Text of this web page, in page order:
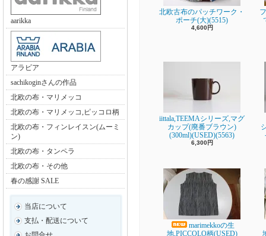
aarikka
アラビア
sachikoginさんの作品
北欧の布・マリメッコ
北欧の布・マリメッコ,ピッコロ柄
北欧の布・フィンレイスン(ムーミ
ン)
北欧の布・タンペラ
北欧の布・その他
春の感謝 SALE
当店について
支払・配送について
北欧古布のパッチワーク・
ポーチ(大)(5515)
4,600円
iittala,TEEMAシリーズ,マグ
カップ(廃番ブラウン)
(300ml)(USED)(5563)
6,300円
marimekkoの生
地,PICCOLO柄(USED)